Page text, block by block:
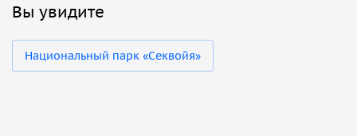
Вы увидите
Национальный парк «Секвойя»